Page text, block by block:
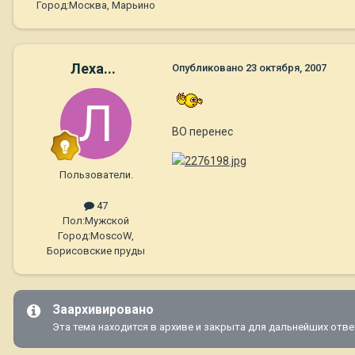
Город:Москва, Марьино
Леха...
Пользователи.
47
Пол:Мужской
Город:MoscoW,
Борисовские пруды
Опубликовано 23 октября, 2007
ВО перенес
Заархивировано
Эта тема находится в архиве и закрыта для дальнейших